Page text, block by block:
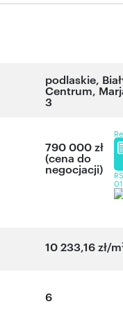
podlaskie,
Centrum,
3
790 000 zł
(cena do
negocjacji)
10 233,16 zł/m
6